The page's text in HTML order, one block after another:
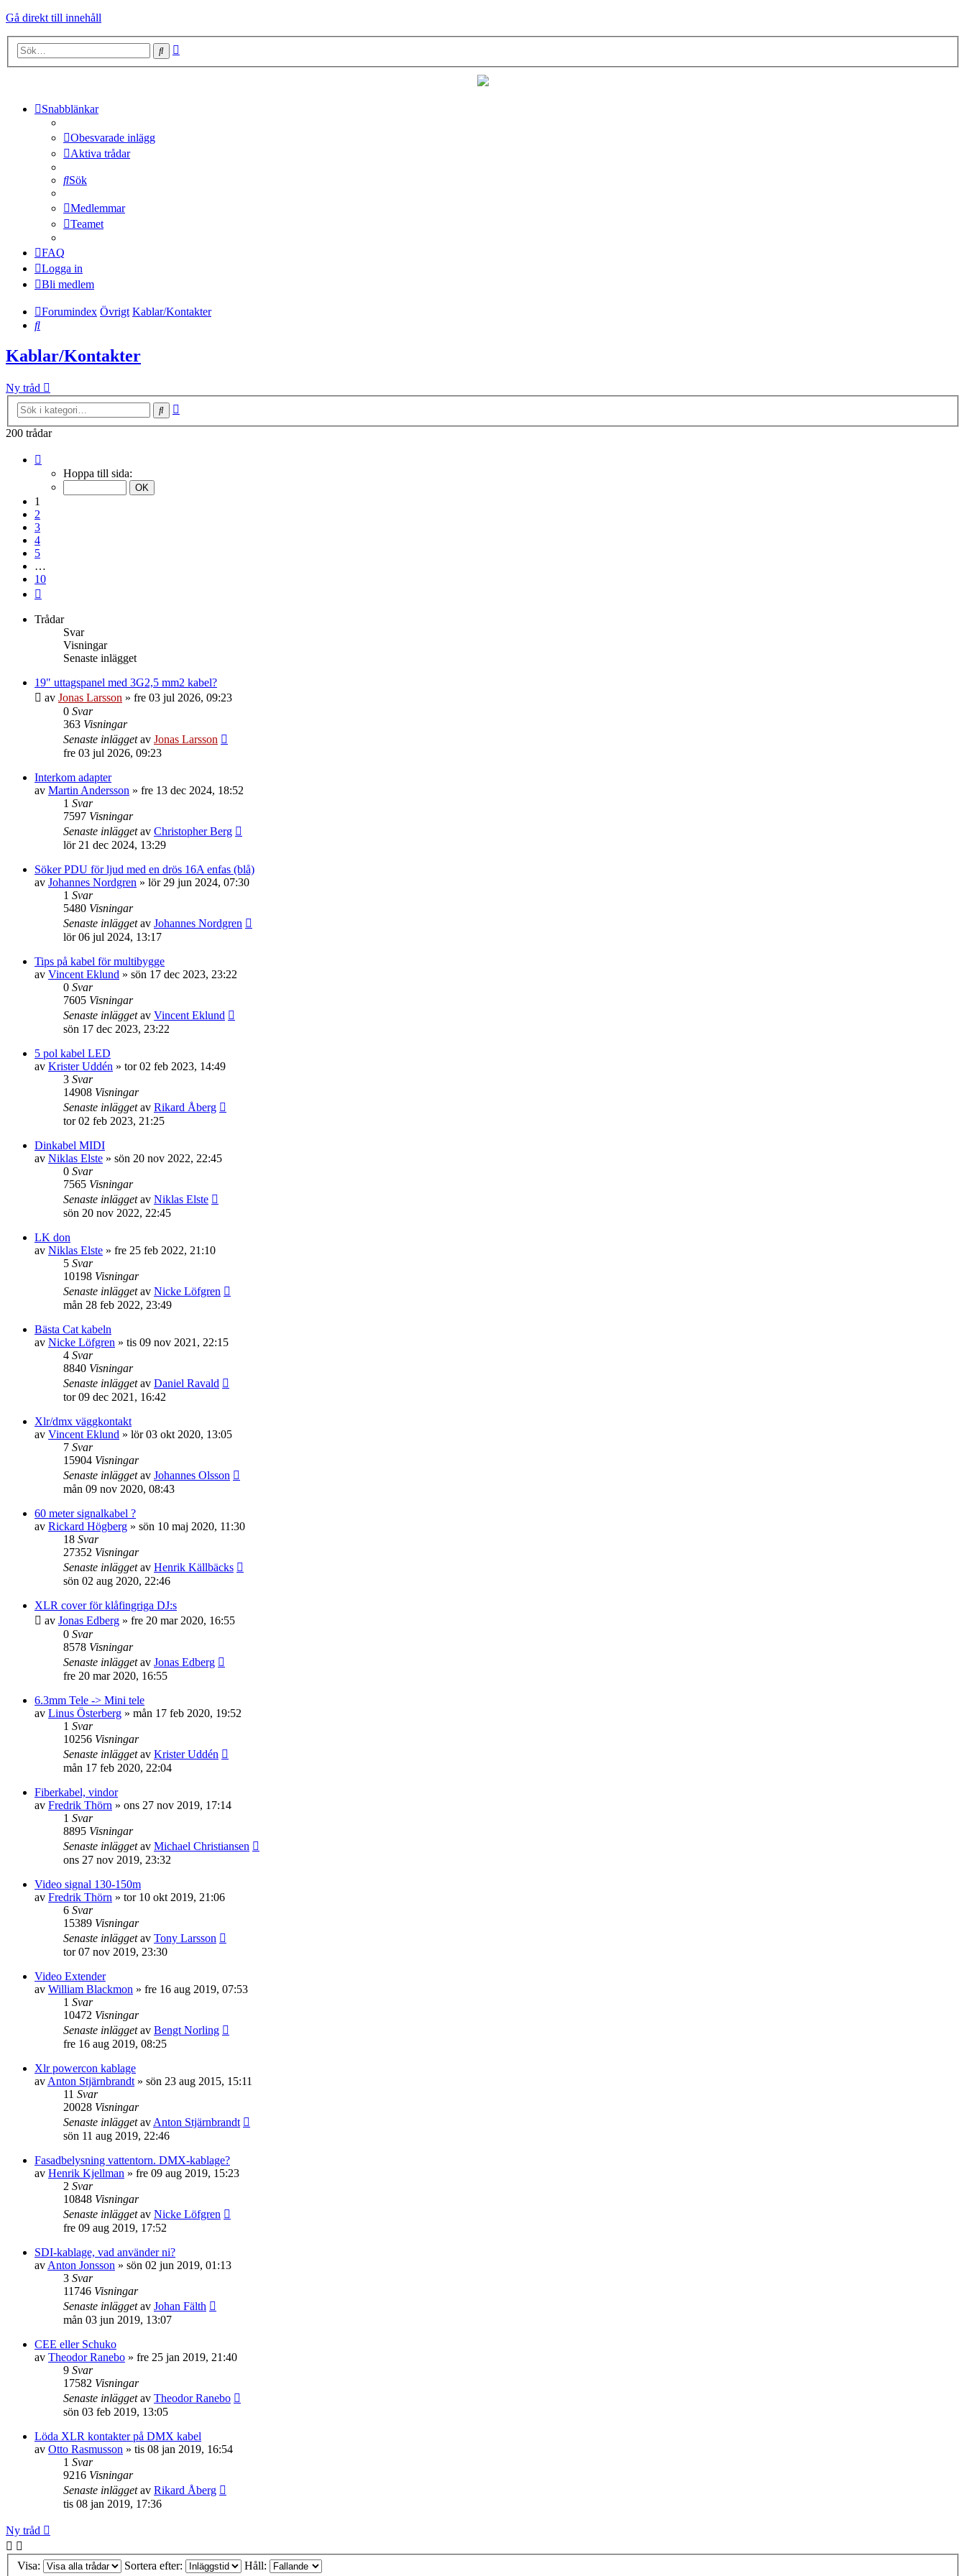
Gå direkt till innehåll
Sök
Snabblänkar
Obesvarade inlägg
Aktiva trådar
Sök
Medlemmar
Teamet
FAQ
Logga in
Bli medlem
Forumindex Övrigt Kablar/Kontakter
Sök
Kablar/Kontakter
Ny tråd
Sök
200 trådar
Hoppa till sida:
1
2
3
4
5
…
10
Trådar
Svar
Visningar
Senaste inlägget
19" uttagspanel med 3G2,5 mm2 kabel?
av Jonas Larsson » fre 03 jul 2026, 09:23
0 Svar
363 Visningar
Senaste inläggetav Jonas Larsson
fre 03 jul 2026, 09:23
Interkom adapter
av Martin Andersson » fre 13 dec 2024, 18:52
1 Svar
7597 Visningar
Senaste inläggetav Christopher Berg
lör 21 dec 2024, 13:29
Söker PDU för ljud med en drös 16A enfas (blå)
av Johannes Nordgren » lör 29 jun 2024, 07:30
1 Svar
5480 Visningar
Senaste inläggetav Johannes Nordgren
lör 06 jul 2024, 13:17
Tips på kabel för multibygge
av Vincent Eklund » sön 17 dec 2023, 23:22
0 Svar
7605 Visningar
Senaste inläggetav Vincent Eklund
sön 17 dec 2023, 23:22
5 pol kabel LED
av Krister Uddén » tor 02 feb 2023, 14:49
3 Svar
14908 Visningar
Senaste inläggetav Rikard Åberg
tor 02 feb 2023, 21:25
Dinkabel MIDI
av Niklas Elste » sön 20 nov 2022, 22:45
0 Svar
7565 Visningar
Senaste inläggetav Niklas Elste
sön 20 nov 2022, 22:45
LK don
av Niklas Elste » fre 25 feb 2022, 21:10
5 Svar
10198 Visningar
Senaste inläggetav Nicke Löfgren
mån 28 feb 2022, 23:49
Bästa Cat kabeln
av Nicke Löfgren » tis 09 nov 2021, 22:15
4 Svar
8840 Visningar
Senaste inläggetav Daniel Ravald
tor 09 dec 2021, 16:42
Xlr/dmx väggkontakt
av Vincent Eklund » lör 03 okt 2020, 13:05
7 Svar
15904 Visningar
Senaste inläggetav Johannes Olsson
mån 09 nov 2020, 08:43
60 meter signalkabel ?
av Rickard Högberg » sön 10 maj 2020, 11:30
18 Svar
27352 Visningar
Senaste inläggetav Henrik Källbäcks
sön 02 aug 2020, 22:46
XLR cover för klåfingriga DJ:s
av Jonas Edberg » fre 20 mar 2020, 16:55
0 Svar
8578 Visningar
Senaste inläggetav Jonas Edberg
fre 20 mar 2020, 16:55
6.3mm Tele -> Mini tele
av Linus Österberg » mån 17 feb 2020, 19:52
1 Svar
10256 Visningar
Senaste inläggetav Krister Uddén
mån 17 feb 2020, 22:04
Fiberkabel, vindor
av Fredrik Thörn » ons 27 nov 2019, 17:14
1 Svar
8895 Visningar
Senaste inläggetav Michael Christiansen
ons 27 nov 2019, 23:32
Video signal 130-150m
av Fredrik Thörn » tor 10 okt 2019, 21:06
6 Svar
15389 Visningar
Senaste inläggetav Tony Larsson
tor 07 nov 2019, 23:30
Video Extender
av William Blackmon » fre 16 aug 2019, 07:53
1 Svar
10472 Visningar
Senaste inläggetav Bengt Norling
fre 16 aug 2019, 08:25
Xlr powercon kablage
av Anton Stjärnbrandt » sön 23 aug 2015, 15:11
11 Svar
20028 Visningar
Senaste inläggetav Anton Stjärnbrandt
sön 11 aug 2019, 22:46
Fasadbelysning vattentorn. DMX-kablage?
av Henrik Kjellman » fre 09 aug 2019, 15:23
2 Svar
10848 Visningar
Senaste inläggetav Nicke Löfgren
fre 09 aug 2019, 17:52
SDI-kablage, vad använder ni?
av Anton Jonsson » sön 02 jun 2019, 01:13
3 Svar
11746 Visningar
Senaste inläggetav Johan Fälth
mån 03 jun 2019, 13:07
CEE eller Schuko
av Theodor Ranebo » fre 25 jan 2019, 21:40
9 Svar
17582 Visningar
Senaste inläggetav Theodor Ranebo
sön 03 feb 2019, 13:05
Löda XLR kontakter på DMX kabel
av Otto Rasmusson » tis 08 jan 2019, 16:54
1 Svar
9216 Visningar
Senaste inläggetav Rikard Åberg
tis 08 jan 2019, 17:36
Ny tråd
Visa: Sortera efter: Håll: